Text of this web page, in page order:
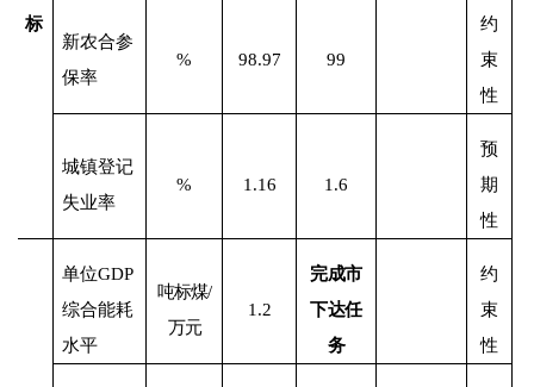
标
新农合参
保率
% 98.97 99
约
束
性
城镇登记
失业率
% 1.16 1.6
预
期
性
单位GDP
综合能耗
水平
吨标煤/
万元
1.2
完成市
下达任
务
约
束
性